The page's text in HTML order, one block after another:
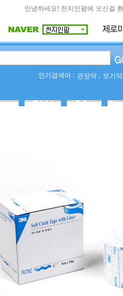
안녕하세요! 천지인팜에 오신걸
인기검색어 : 관장약 모기약
상품Q&A 사용후기 팜